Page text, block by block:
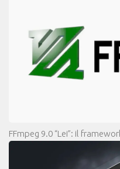
FFmpeg 9.0 “Lei”: il